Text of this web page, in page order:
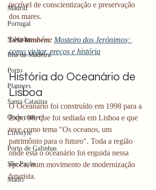
Madrid
Portugal
Salvador
Ilha da Madeira
Porto
Planners
Santa Catarina
Onde comer?
Lifestyle
Porto de Galinhas
São Paulo
Madri
incrível de conscientização e preservação
dos mares.
Leia também: Mosteiro dos Jerónimos;
como visitar, preços e história
História do Oceanário de
Lisboa
O Oceanário foi construído em 1998 para a
Expo 98, que foi sediada em Lisboa e que
teve como tema "Os oceanos, um
patrimônio para o futuro". Toda a região
onde está o oceanário foi erguida nessa
época, num movimento de modernização
futurista.